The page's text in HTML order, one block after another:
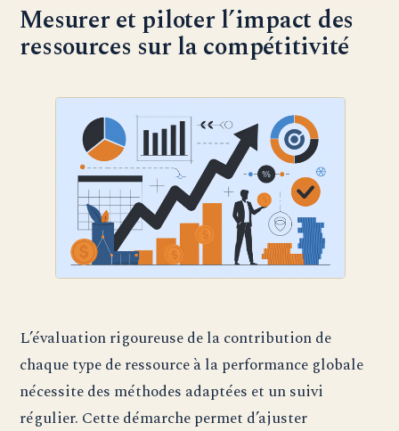
Mesurer et piloter l’impact des
ressources sur la compétitivité
L’évaluation rigoureuse de la contribution de
chaque type de ressource à la performance globale
nécessite des méthodes adaptées et un suivi
régulier. Cette démarche permet d’ajuster